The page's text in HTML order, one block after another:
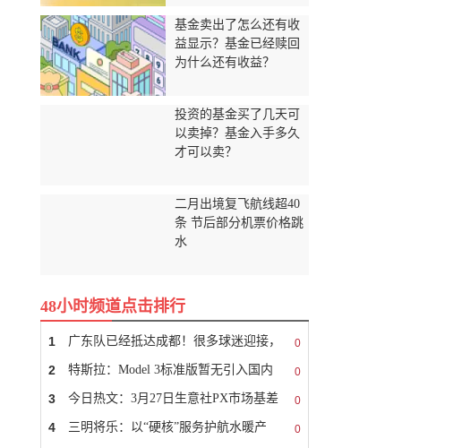
基金卖出了怎么还有收
益显示？基金已经赎回
为什么还有收益？
投资的基金买了几天可
以卖掉？基金入手多久
才可以卖？
二月出境复飞航线超40
条 节后部分机票价格跳
水
48小时频道点击排行
0
1 广东队已经抵达成都！很多球迷迎接，
0
2 特斯拉：Model 3标准版暂无引入国内
0
3 今日热文：3月27日生意社PX市场基差
0
4 三明将乐：以“硬核”服务护航水暖产